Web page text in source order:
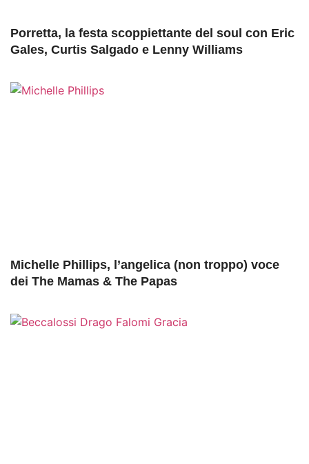
Porretta, la festa scoppiettante del soul con Eric
Gales, Curtis Salgado e Lenny Williams
Michelle Phillips, l’angelica (non troppo) voce
dei The Mamas & The Papas